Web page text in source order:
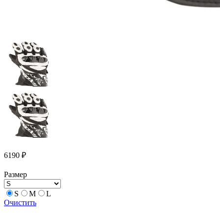
6190 ₽
Размер
S M
L
Очистить